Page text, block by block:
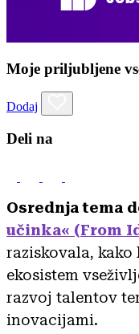
Moje priljubljene
Dodaj
Deli na
Osrednja tema
učinka« (From
raziskovala, kako
ekosistem
razvoj talentov
inovacijami.